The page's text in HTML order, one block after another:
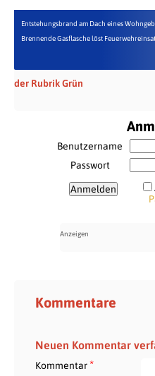
Entstehungsbrand am Dach eines
Brennende Gasflasche löst
der Rubrik Grün
Benutzername
Passwort
Kommentare
Neuen Kommentar
Kommentar*